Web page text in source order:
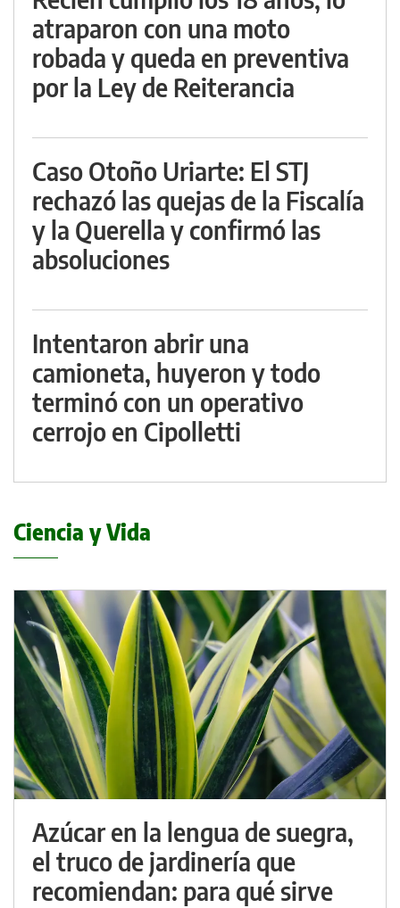
atraparon con una moto
robada y queda en preventiva
por la Ley de Reiterancia
Caso Otoño Uriarte: El STJ
rechazó las quejas de la Fiscalía
y la Querella y confirmó las
absoluciones
Intentaron abrir una
camioneta, huyeron y todo
terminó con un operativo
cerrojo en Cipolletti
Ciencia y Vida
Azúcar en la lengua de suegra,
el truco de jardinería que
recomiendan: para qué sirve